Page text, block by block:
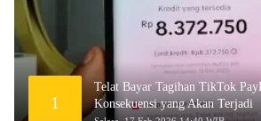
1
Telat Bayar Tagihan TikTok
Konsekuensi yang Akan Terjadi